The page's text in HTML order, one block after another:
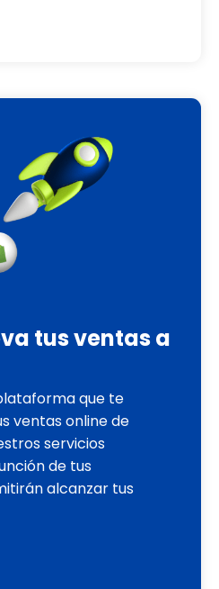
tus ventas a
que te
ventas online de
servicios
de tus
alcanzar tus